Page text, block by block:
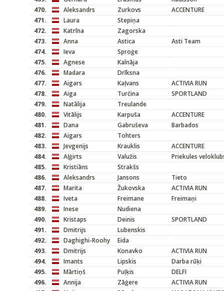
470.
Aleksandrs Zurkovs
ACCENTURE
471.
Laura
Stepiņa
472.
Katrīna
Zagorska
473.
Anna Astica
Asti Team
474.
Ieva
Sproģe
475.
Agnese
Kalnāja
476.
Madara
Drīksna
477.
Aigars Kaļvans
ACTIVIA RUN
478.
Aiga Turčina
SPORTLAND
479.
Natālija
Treulande
480.
Vitālijs Karpuša
ACCENTURE
481.
Dana Gabruševa
Barbados
482.
Aigars
Tohters
483.
Jevgenijs Krauklis
ACCENTURE
484.
Aļģirts Valužis
Priekules
485.
Kristiāns
Strakšs
486.
Aleksandrs Jansons
Tieto
487.
Marita Žukovska
ACTIVIA RUN
488.
Iveta Freimane
Freimaņi
489.
Inese
Nudiena
490.
Kristaps Deinis
SPORTLAND
491.
Dmitrijs
Lubenskis
492.
Daghighi-Roohy
Eida
493.
Dmitrijs Konavko
ACTIVIA RUN
494.
Imants Lipskis
Darba rūķi
495.
Mārtiņš Puļķis
DELFI
496.
Annija Zāģere
ACTIVIA RUN